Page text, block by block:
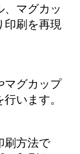
、マグカッ
印刷を再現
マグカップ
います。
刷方法で